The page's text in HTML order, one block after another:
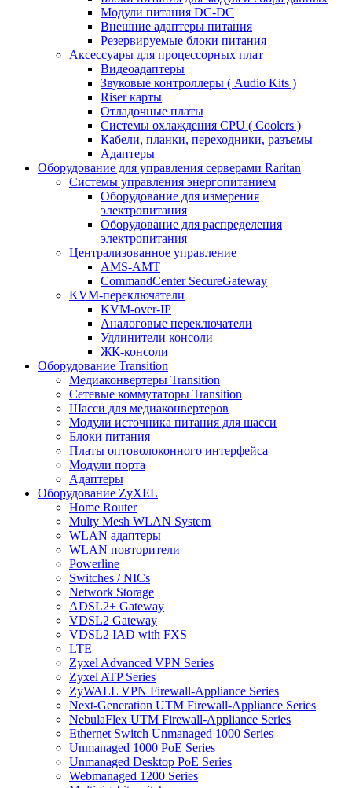
Модули питания DC-DC
Внешние адаптеры питания
Резервируемые блоки питания
Аксессуары для процессорных плат
Видеоадаптеры
Звуковые контроллеры ( Audio Kits )
Riser карты
Отладочные платы
Системы охлаждения CPU ( Coolers )
Кабели, планки, переходники, разъемы
Адаптеры
Оборудование для управления серверами Raritan
Системы управления энергопитанием
Оборудование для измерения
электропитания
Оборудование для распределения
электропитания
Централизованное управление
AMS-AMT
CommandCenter SecureGateway
KVM-переключатели
KVM-over-IP
Аналоговые переключатели
Удлинители консоли
ЖК-консоли
Оборудование Transition
Медиаконвертеры Transition
Сетевые коммутаторы Transition
Шасси для медиаконвертеров
Модули источника питания для шасси
Блоки питания
Платы оптоволоконного интерфейса
Модули порта
Адаптеры
Оборудование ZyXEL
Home Router
Multy Mesh WLAN System
WLAN адаптеры
WLAN повторители
Powerline
Switches / NICs
Network Storage
ADSL2+ Gateway
VDSL2 Gateway
VDSL2 IAD with FXS
LTE
Zyxel Advanced VPN Series
Zyxel ATP Series
ZyWALL VPN Firewall-Appliance Series
Next-Generation UTM Firewall-Appliance Series
NebulaFlex UTM Firewall-Appliance Series
Ethernet Switch Unmanaged 1000 Series
Unmanaged 1000 PoE Series
Unmanaged Desktop PoE Series
Webmanaged 1200 Series